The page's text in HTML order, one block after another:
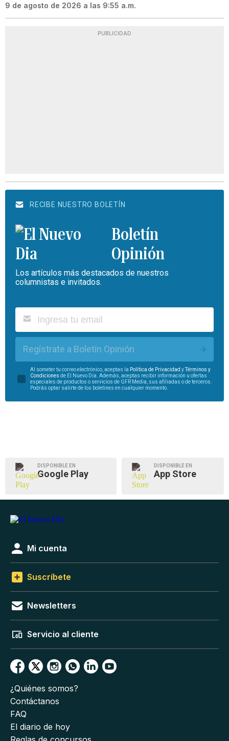
9 de agosto de 2026 a las 9:55 a.m.
PUBLICIDAD
RECIBE NUESTRO BOLETÍN
Boletín
Opinión
Los artículos más destacados de nuestros
columnistas e invitados.
Regístrate a Boletín Opinión
Al someter tu correo electrónico, aceptas la Política de Privacidad y
Términos y
Condiciones de El Nuevo Día. Además, aceptas recibir información u ofertas
especiales de productos o servicios de GFR Media, sus afiliadas o de terceros.
Podrás optar salirte de los boletines en cualquier momento.
DISPONIBLE EN
Google Play
DISPONIBLE EN
App Store
Mi cuenta
Suscríbete
Newsletters
Servicio al cliente
¿Quiénes somos?
Contáctanos
FAQ
El diario de hoy